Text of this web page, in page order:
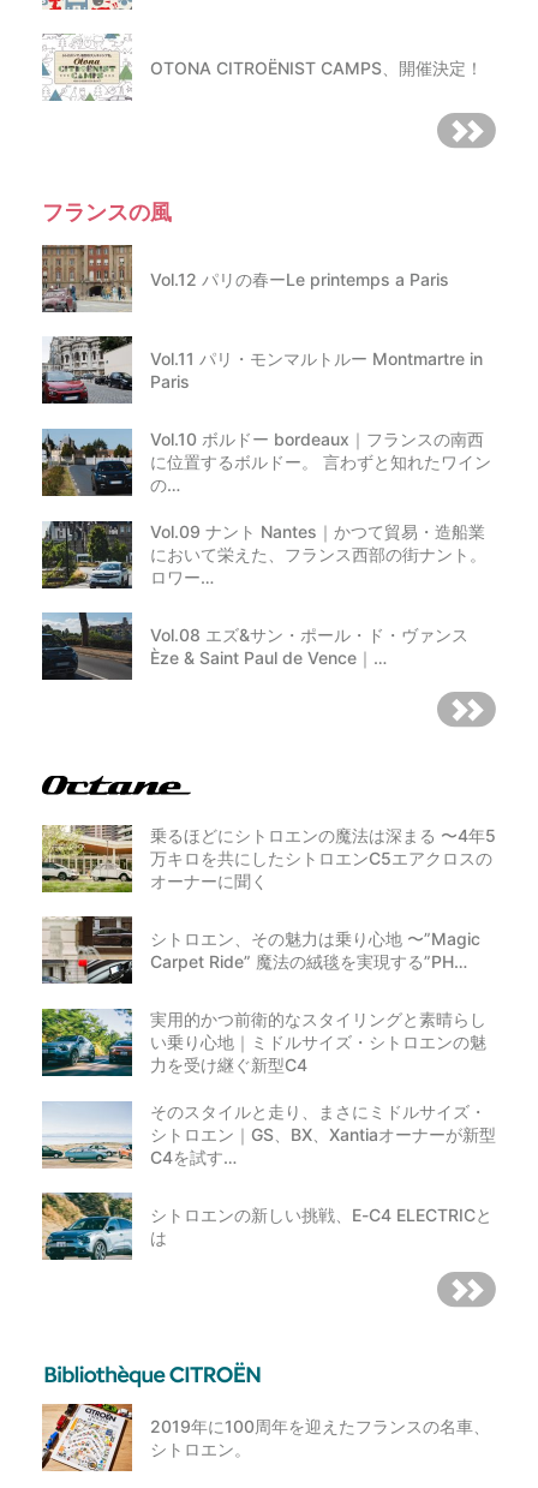
OTONA CITROËNIST CAMPS、開催決定！
フランスの風
Vol.12 パリの春ーLe printemps a Paris
Vol.11 パリ・モンマルトルー Montmartre in
Paris
Vol.10 ボルドー bordeaux｜フランスの南西
に位置するボルドー。 言わずと知れたワイン
の…
Vol.09 ナント Nantes｜かつて貿易・造船業
において栄えた、フランス西部の街ナント。
ロワー…
Vol.08 エズ&サン・ポール・ド・ヴァンス
Èze & Saint Paul de Vence｜…
乗るほどにシトロエンの魔法は深まる 〜4年5
万キロを共にしたシトロエンC5エアクロスの
オーナーに聞く
シトロエン、その魅力は乗り心地 〜”Magic
Carpet Ride” 魔法の絨毯を実現する”PH…
実用的かつ前衛的なスタイリングと素晴らし
い乗り心地｜ミドルサイズ・シトロエンの魅
力を受け継ぐ新型C4
そのスタイルと走り、まさにミドルサイズ・
シトロエン｜GS、BX、Xantiaオーナーが新型
C4を試す…
シトロエンの新しい挑戦、E-C4 ELECTRICと
は
2019年に100周年を迎えたフランスの名車、
シトロエン。